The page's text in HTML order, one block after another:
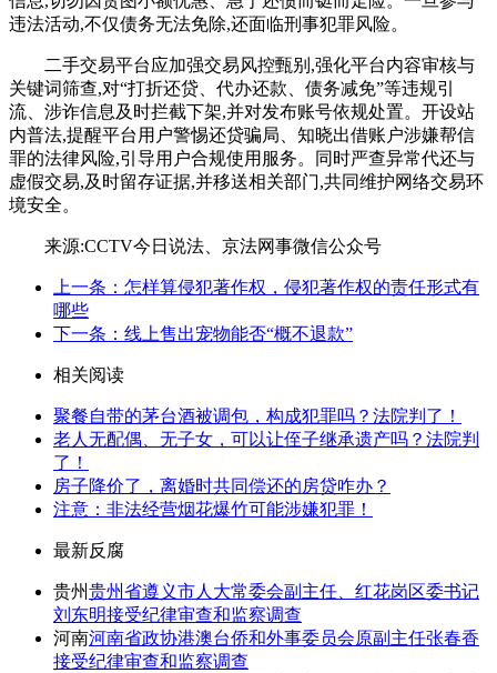
违法活动,不仅债务无法免除,还面临刑事犯罪风险。
二手交易平台应加强交易风控甄别,强化平台内容审核与
关键词筛查,对“打折还贷、代办还款、债务减免”等违规引
流、涉诈信息及时拦截下架,并对发布账号依规处置。开设站
内普法,提醒平台用户警惕还贷骗局、知晓出借账户涉嫌帮信
罪的法律风险,引导用户合规使用服务。同时严查异常代还与
虚假交易,及时留存证据,并移送相关部门,共同维护网络交易环
境安全。
来源:CCTV今日说法、京法网事微信公众号
上一条：怎样算侵犯著作权，侵犯著作权的责任形式有
哪些
下一条：线上售出宠物能否“概不退款”
相关阅读
聚餐自带的茅台酒被调包，构成犯罪吗？法院判了！
老人无配偶、无子女，可以让侄子继承遗产吗？法院判
了！
房子降价了，离婚时共同偿还的房贷咋办？
注意：非法经营烟花爆竹可能涉嫌犯罪！
最新反腐
贵州贵州省遵义市人大常委会副主任、红花岗区委书记
刘东明接受纪律审查和监察调查
河南河南省政协港澳台侨和外事委员会原副主任张春香
接受纪律审查和监察调查